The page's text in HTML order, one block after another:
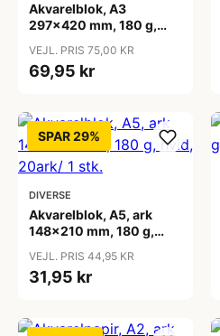
Akvarelblok, A3
297x420 mm, 180 g,
VEJL. PRIS 75,00 KR
69,95 kr
SPAR 29%
DIVERSE
Akvarelblok, A5, ark
148x210 mm, 180 g,
VEJL. PRIS 44,95 KR
31,95 kr